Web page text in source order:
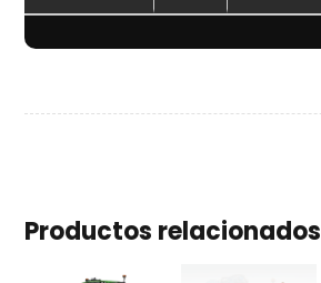
Productos relacionados